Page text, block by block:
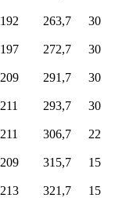
192 263,7 30
197 272,7 30
209 291,7 30
211 293,7 30
211 306,7 22
209 315,7 15
213 321,7 15